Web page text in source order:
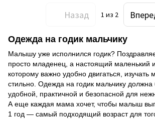
Назад 1 из 2
Одежда на годик мальчику
Малышу уже исполнился годик?
просто младенец, а настоящий маленький
которому важно удобно двигаться, изучать
стильно. Одежда на годик мальчику должна
удобной, практичной и безопасной для
А еще каждая мама хочет, чтобы малыш
1 год — самый подходящий возраст для